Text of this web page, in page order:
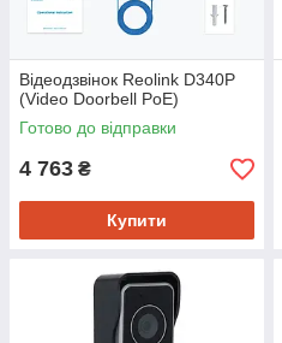
Відеодзвінок Reolink D340P
(Video Doorbell PoE)
Готово до відправки
4 763 ₴
Купити